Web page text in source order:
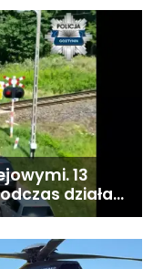
13
działań